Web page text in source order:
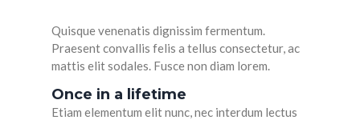
Quisque venenatis dignissim fermentum.
Praesent convallis felis a tellus consectetur, ac
mattis elit sodales. Fusce non diam lorem.
Once in a lifetime
Etiam elementum elit nunc, nec interdum lectus